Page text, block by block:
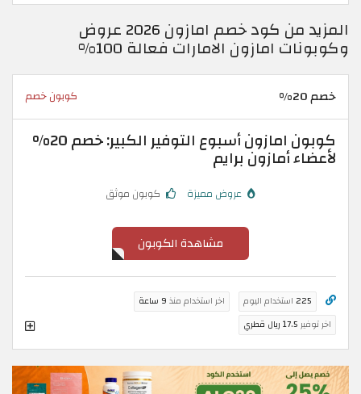
المزيد من كود خصم امازون 2026 عروض
وكوبونات امازون الامارات فعالة 100%
خصم 20% كوبون خصم
كوبون امازون أسبوع التوفير الكبير: خصم 20%
لأعضاء أمازون برايم
عروض مميزة كوبون موثق
مشاهدة الكوبون
225 استخدام اليوم اخر استخدام منذ 9 ساعة
اخر توفير 17.5 ريال قطري